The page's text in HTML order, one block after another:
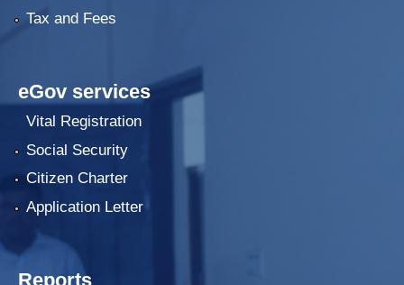
Tax and Fees
eGov services
Vital Registration
Social Security
Citizen Charter
Application Letter
Reports